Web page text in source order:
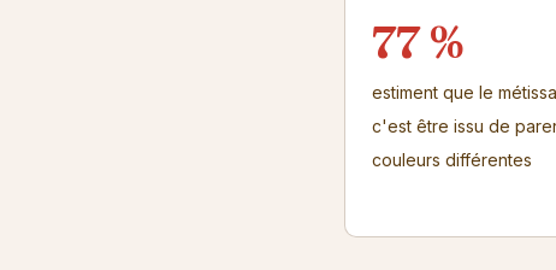
77 %
estiment que le
c'est être issu de
couleurs différentes